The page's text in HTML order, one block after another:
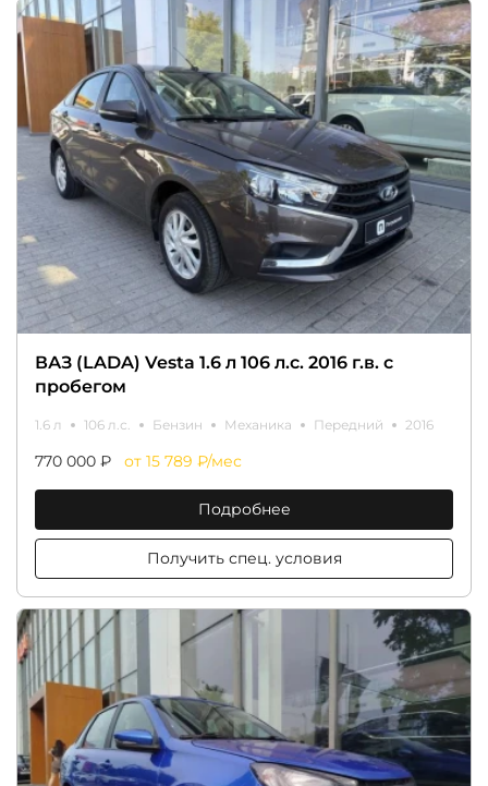
ВАЗ (LADA) Vesta 1.6 л 106 л.с. 2016 г.в. с
пробегом
1.6 л 106 л.с. Бензин Механика Передний 2016
770 000 ₽ от 15 789 ₽/мес
Подробнее
Получить спец. условия